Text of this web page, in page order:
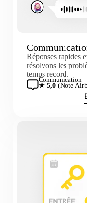
Réponses rapides
résolvons les
temps record.
Communication
★ 5,0 (Note